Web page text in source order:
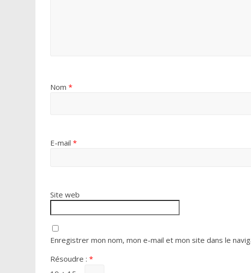
Nom *
E-mail *
Site web
Enregistrer mon nom, mon e-mail et mon site dans le
Résoudre : *